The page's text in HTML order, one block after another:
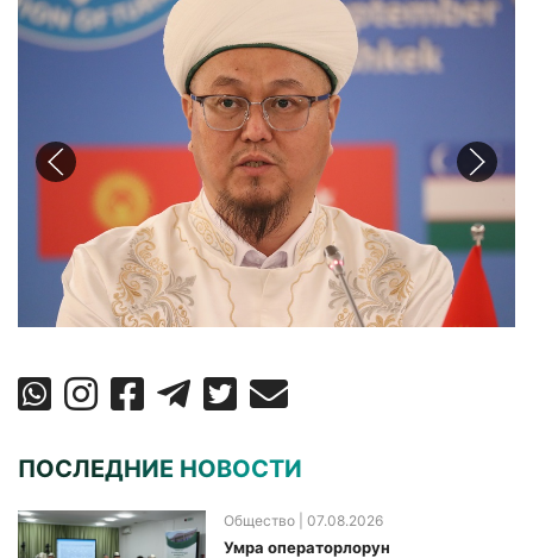
ПОСЛЕДНИЕ НОВОСТИ
Общество | 07.08.2026
Умра операторлорун